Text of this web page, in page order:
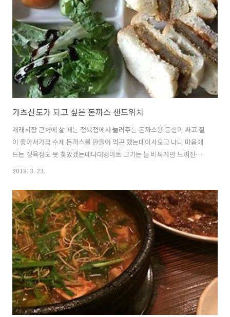
가츠산도가 되고 싶은 돈까스 샌드위치
재래시장 근처에 살 때는 정육점에서 눌러주는 돈까스용 등심이 싸고 질
이 좋아서가끔 수제 돈까스를 만들어 먹곤 했는데이사오고 나니 마음에
드는 정육점도 못 찾았겠는데다대형마트 고기는 늘 비싸게만 느껴진다.
간혹 세일을 해도 돈까스용 고기보다는 구이용, 보쌈용이 대부분. 그러던
1+1 세일을 하길래 오랜만에 담아봤는데 아뿔싸. 갈은 고기였다. ㅠㅠ반
달 모양 어쩌구 할 때부터 알아챘어야 하는데 왜 당연히 순살이라고 믿은
걸까. 참 이상하게도 냉동 돈까스의 세계는어릴 적 도시락 반찬이었던 그
돈까스와스무살 적 맥주 피처 안주였던 그 돈까스와크게 달라지지 않은
듯 하다. 세상이 바뀌었습니다. 냉동식품 관계자 여러분!업그레이드 합
시다. 냉동식품 ..
2018. 3. 23.